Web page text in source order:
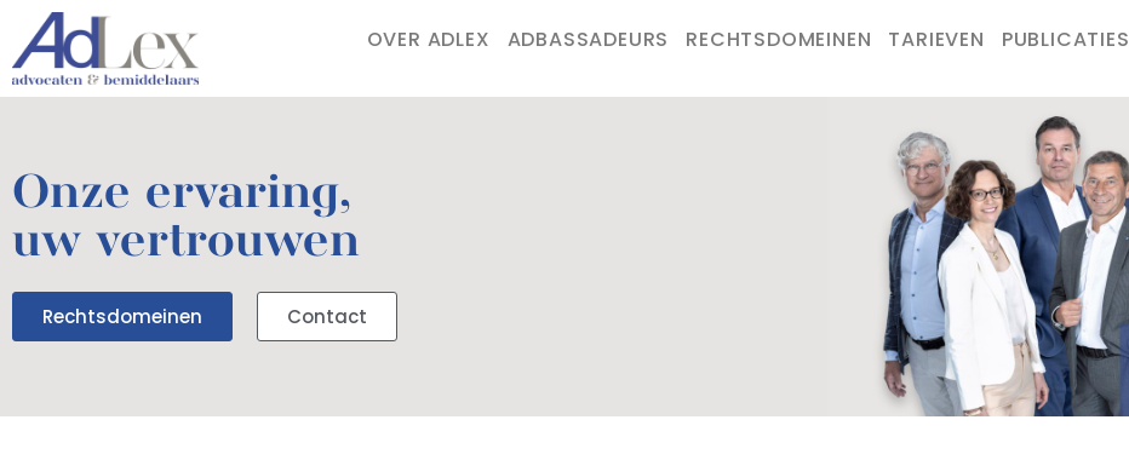
OVER ADLEX ADBASSADEURS RECHTSDOMEINEN TARIEVEN PUBLICATIES
Onze ervaring,
uw vertrouwen
Rechtsdomeinen Contact